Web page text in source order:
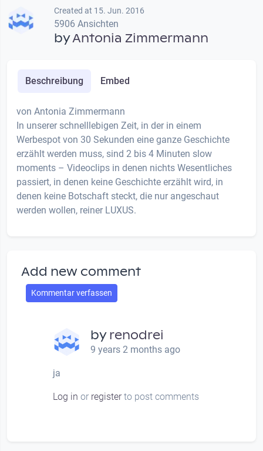
Created at 15. Jun. 2016
5906 Ansichten
byAntonia Zimmermann
Beschreibung Embed
von Antonia Zimmermann
In unserer schnelllebigen Zeit, in der in einem
Werbespot von 30 Sekunden eine ganze Geschichte
erzählt werden muss, sind 2 bis 4 Minuten slow
moments – Videoclips in denen nichts Wesentliches
passiert, in denen keine Geschichte erzählt wird, in
denen keine Botschaft steckt, die nur angeschaut
werden wollen, reiner LUXUS.
Add new comment
Kommentar verfassen
byrenodrei
9 years 2 months ago
ja
Log in or registerto post comments